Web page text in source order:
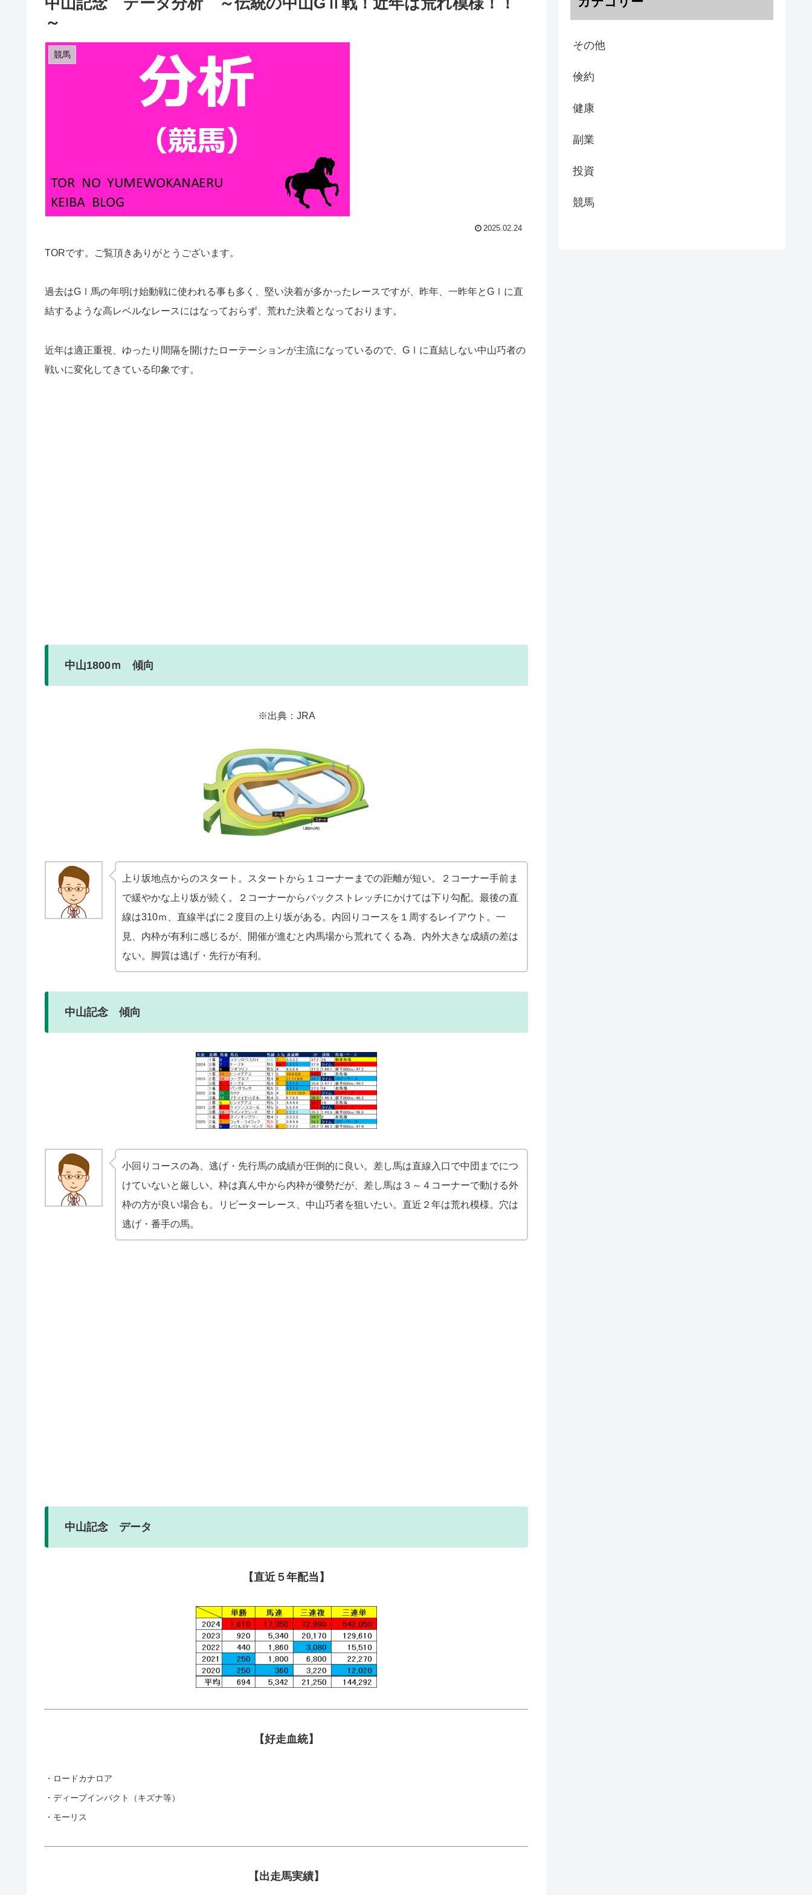
～
競馬
2025.02.24
TORです。ご覧頂きありがとうございます。
過去はGⅠ馬の年明け始動戦に使われる事も多く、堅い決着が多かったレースですが、昨年、一昨年とGⅠに直
結するような高レベルなレースにはなっておらず、荒れた決着となっております。
近年は適正重視、ゆったり間隔を開けたローテーションが主流になっているので、GⅠに直結しない中山巧者の
戦いに変化してきている印象です。
中山1800ｍ 傾向
※出典：JRA
上り坂地点からのスタート。
スタートから１コーナーまでの距離が短い。２コーナー手前ま
で緩やかな上り坂が続く。２コーナーからバックストレッチにかけては下り勾配。最後の直
線は310ｍ、直線半ばに２度目の上り坂がある。内回りコースを１周するレイアウト。一
見、内枠が有利に感じるが、開催が進むと内馬場から荒れてくる為、内外大きな成績の差は
ない。脚質は逃げ・先行が有利。
中山記念 傾向
小回りコースの為、逃げ・先行馬の成績が圧倒的に良い。差し馬は直線入口で中団までにつ
けていないと厳しい。枠は真ん中から内枠が優勢だが、差し馬は３～４コーナーで動ける外
枠の方が良い場合も。リピーターレース、中山巧者を狙いたい。直近２年は荒れ模様。穴は
逃げ・番手の馬。
中山記念 データ
【直近５年配当】
【好走血統】
・ロードカナロア
・ディープインパクト（キズナ等）
・モーリス
【出走馬実績】
その他
倹約
健康
副業
投資
競馬